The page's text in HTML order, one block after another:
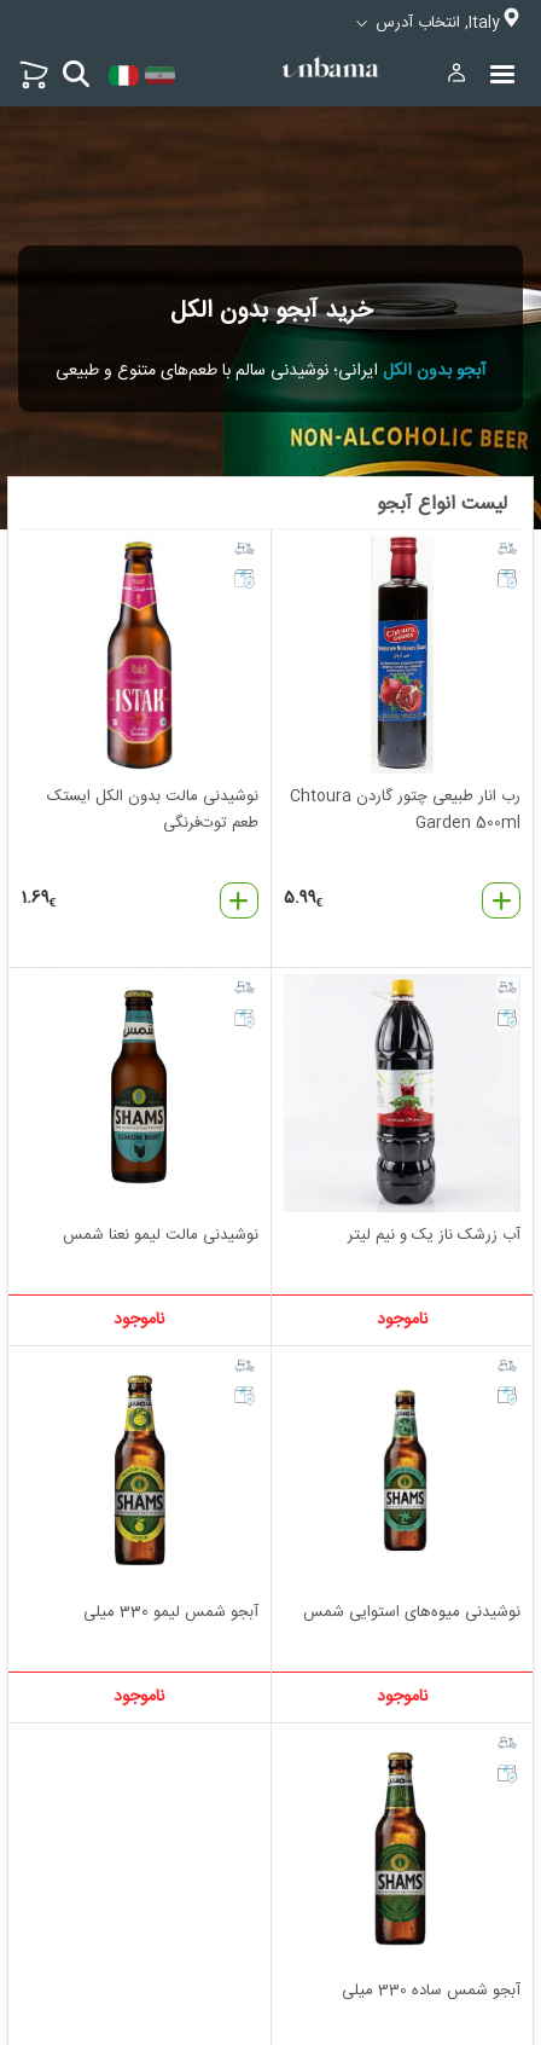
Italy, انتخاب آدرس
خرید آبجو بدون الکل
آبجو بدون الکل ایرانی؛ نوشیدنی سالم با طعم‌های متنوع و طبیعی
لیست انواع آبجو
رب انار طبیعی چتور گاردن Chtoura
Garden 500ml
5.99€
نوشیدنی مالت بدون الکل ایستک
طعم توت‌فرنگی
1.69€
آب زرشک ناز یک و نیم لیتر
ناموجود
نوشیدنی مالت لیمو نعنا شمس
ناموجود
نوشیدنی میوه‌های استوایی شمس
ناموجود
آبجو شمس لیمو 330 میلی
ناموجود
آبجو شمس ساده 330 میلی